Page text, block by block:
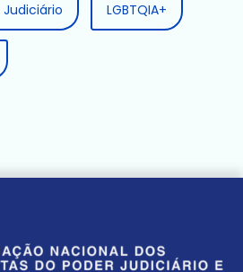
Judiciário LGBTQIA+